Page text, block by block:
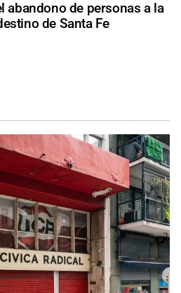
abandono de personas a la
de Santa Fe